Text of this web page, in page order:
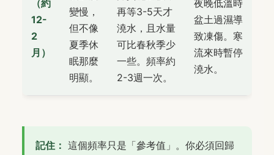
（約
12-
2
月）
變慢，
但不像
夏季休
眠那麼
明顯。
再等3-5天才
澆水，且水量
可比春秋季少
一些。頻率約
2-3週一次。
夜晚低溫時
盆土過濕導
致凍傷。寒
流來時暫停
澆水。
記住： 這個頻率只是「參考值」。你必須回歸